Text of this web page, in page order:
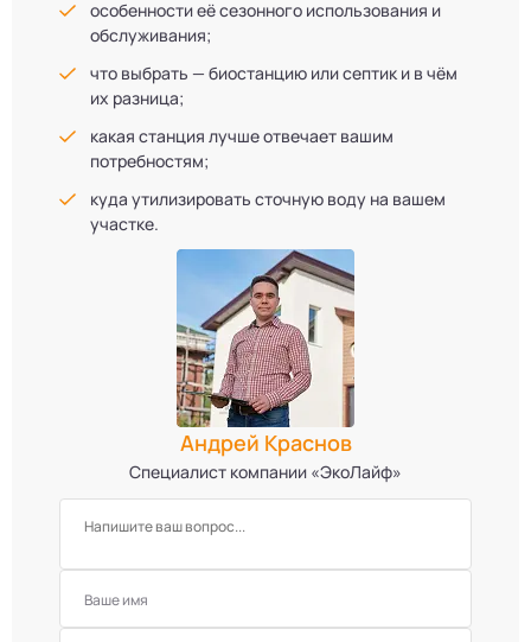
особенности её сезонного использования и
обслуживания;
что выбрать — биостанцию или септик и в чём
их разница;
какая станция лучше отвечает вашим
потребностям;
куда утилизировать сточную воду на вашем
участке.
Андрей Краснов
Специалист компании «ЭкоЛайф»